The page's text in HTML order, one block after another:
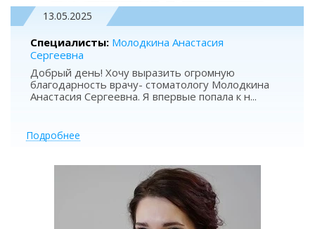
13.05.2025
Специалисты: Молодкина Анастасия
Сергеевна
Добрый день! Хочу выразить огромную
благодарность врачу- стоматологу Молодкина
Анастасия Сергеевна. Я впервые попала к н...
Подробнее